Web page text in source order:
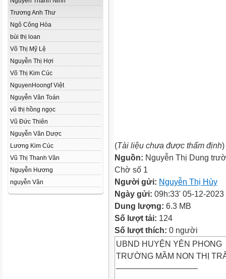
Trương Anh Thư
Ngô Công Hòa
bùi thị loan
Võ Thị Mỹ Lệ
Nguyễn Thị Hợi
Võ Thị Kim Cúc
NguyenHoongf Việt
Nguyễn Văn Toán
vũ thị hồng ngọc
Vũ Đức Thiên
Nguyễn Văn Dược
Lương Kim Cúc
Vũ Thị Thanh Vân
Nguyễn Hương
nguyễn Vân
(Tài liệu chưa được thẩm định)
Nguồn: Nguyễn Thị Dung
Chờ số 1
Người gửi: Nguyễn Thị Hùy
Ngày gửi: 09h:33' 05-12-2023
Dung lượng: 6.3 MB
Số lượt tải: 124
Số lượt thích: 0 người
UBND HUYỆN YÊN PHONG
TRƯỜNG MẦM NON THỊ
––––––––––––––––––